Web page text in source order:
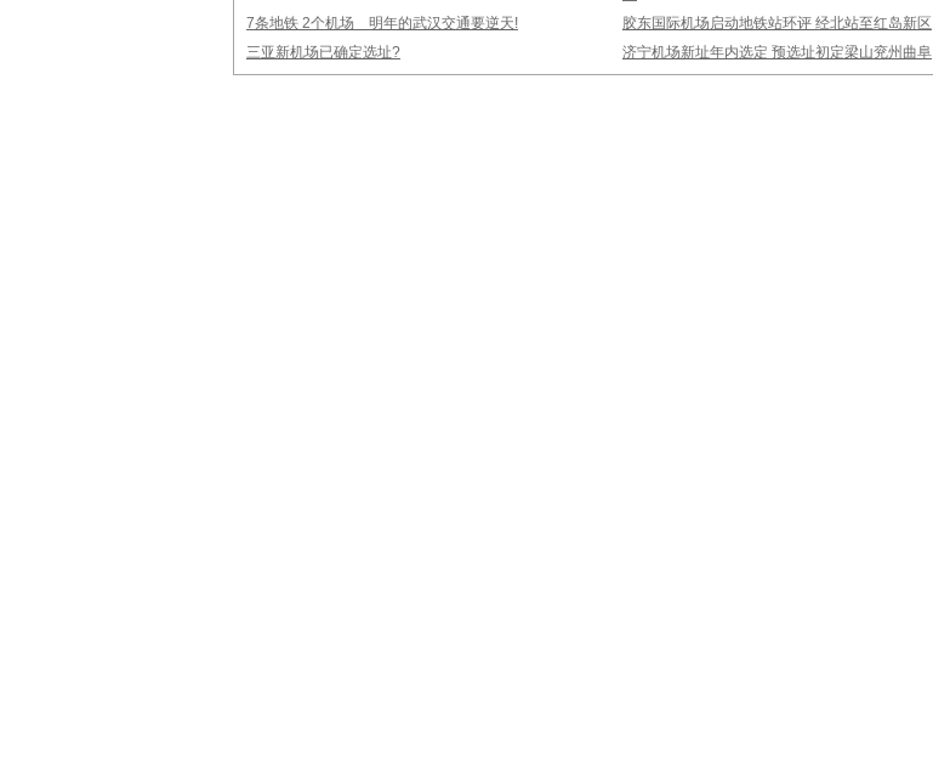
7条地铁 2个机场 明年的武汉交通要逆天!
胶东国际机场启动地铁站环评 经北站至红岛新区
三亚新机场已确定选址?
济宁机场新址年内选定 预选址初定梁山兖州曲阜